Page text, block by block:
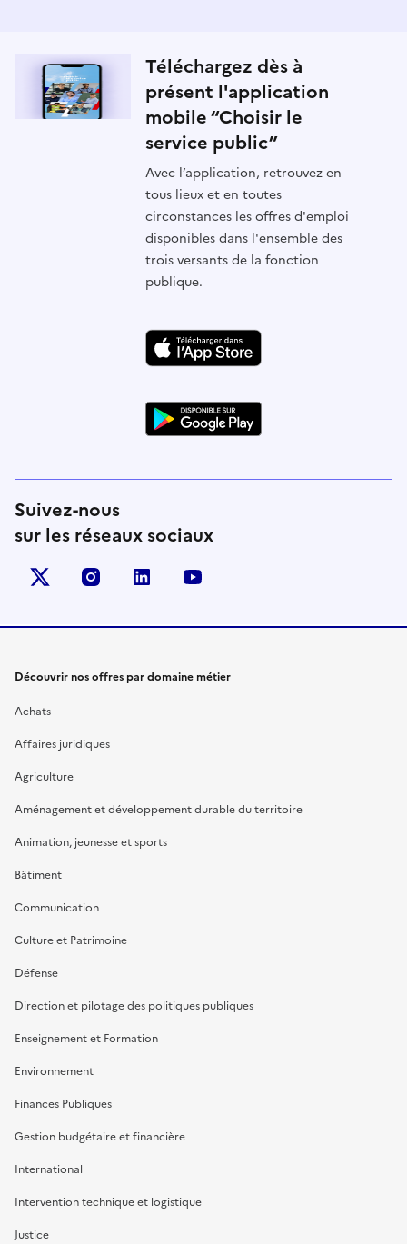
Téléchargez dès à
présent l'application
mobile “Choisir le
service public”
Avec l’application, retrouvez en
tous lieux et en toutes
circonstances les offres d'emploi
disponibles dans l'ensemble des
trois versants de la fonction
publique.
Suivez-nous
sur les réseaux sociaux
X (anciennement Twitter)
instagramlinkedin
Découvrir nos offres par domaine métier
Achats
Affaires juridiques
Agriculture
Aménagement et développement durable du territoire
Animation, jeunesse et sports
Bâtiment
Communication
Culture et Patrimoine
Défense
Direction et pilotage des politiques publiques
Enseignement et Formation
Environnement
Finances Publiques
Gestion budgétaire et financière
International
Intervention technique et logistique
Justice